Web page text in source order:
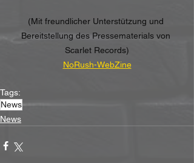
(Mit freundlicher Unterstützung und
Bereitstellung des Pressematerials von
Scarlet Records)
NoRush-WebZine
Tags:
News
News